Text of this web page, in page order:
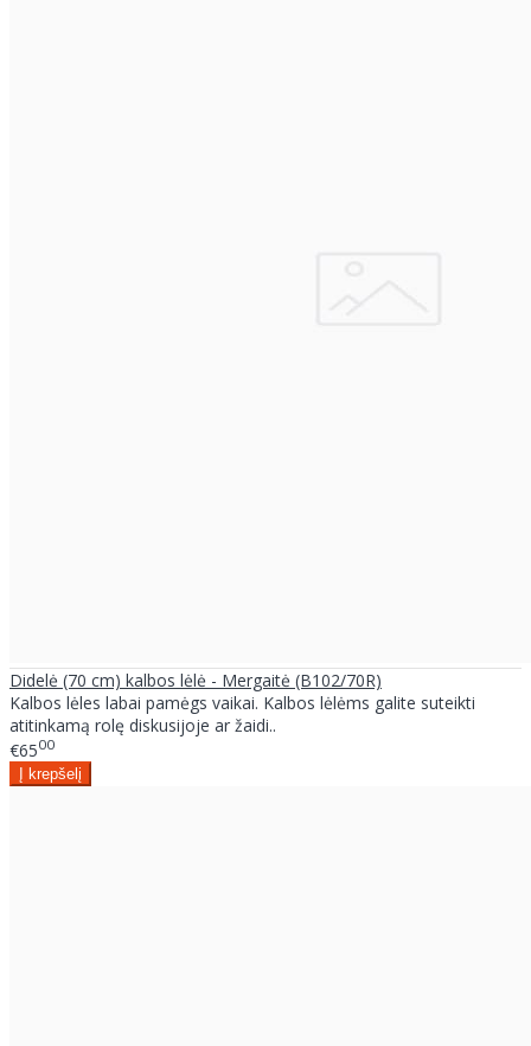
Didelė (70 cm) kalbos lėlė - Mergaitė (B102/70R)
Kalbos lėles labai pamėgs vaikai. Kalbos lėlėms galite suteikti
atitinkamą rolę diskusijoje ar žaidi..
€6500